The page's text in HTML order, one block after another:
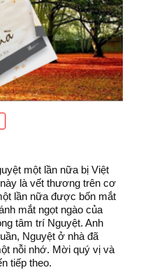
một lần nữa bị Việt
là vết thương trên cơ
lần nữa được bốn mắt
mắt ngọt ngào của
tâm trí Nguyệt. Anh
Nguyệt ở nhà đã
nỗi nhớ. Mời quý vị và
tiếp theo.